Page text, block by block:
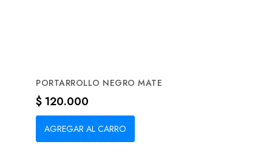
PORTARROLLO NEGRO MATE
Precio
$ 120.000
AGREGAR AL CARRO